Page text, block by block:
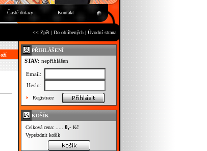
Časté dotazy Kontakt
<< Zpět | Do oblíbených | Úvodní strana
PŘIHLÁŠENÍ
STAV: nepřihlášen
Email:
Heslo:
Registrace
KOŠÍK
Celková cena: ..... 0,- Kč
Vyprázdnit košík